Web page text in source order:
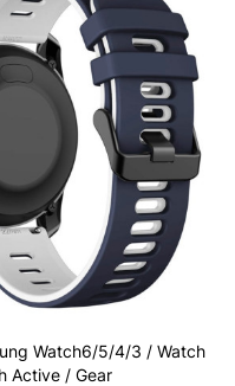
Watch6/5/4/3 / Watch
Active / Gear